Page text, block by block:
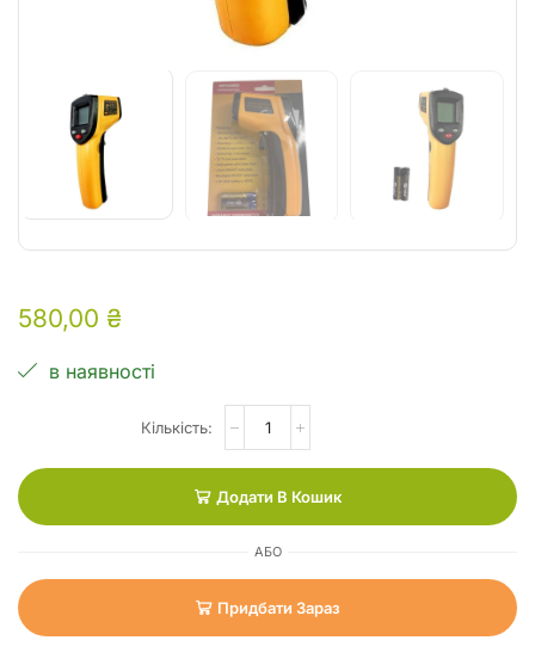
580,00 ₴
в наявності
Додати В Кошик
АБО
Придбати Зараз